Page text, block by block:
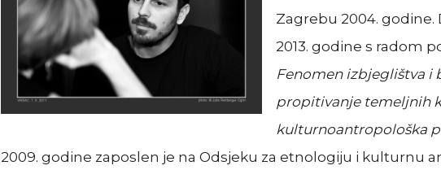
Zagrebu 2004. godine.
2013. godine s radom
Fenomen izbjeglištva i
propitivanje temeljnih
kulturnoantropološka
2009. godine zaposlen je na Odsjeku za etnologiju i kulturnu